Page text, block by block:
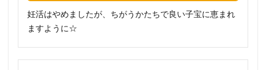
妊活はやめましたが、ちがうかたちで良い子宝に恵まれ
ますように☆